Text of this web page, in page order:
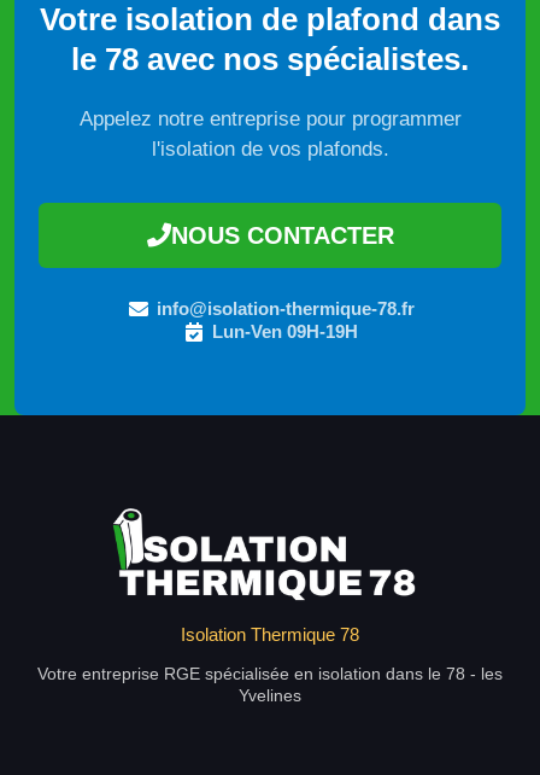
Votre isolation de plafond dans
le 78 avec nos spécialistes.
Appelez notre entreprise pour programmer
l'isolation de vos plafonds.
NOUS CONTACTER
info@isolation-thermique-78.fr
Lun-Ven 09H-19H
Isolation Thermique 78
Votre entreprise RGE spécialisée en isolation dans le 78 - les
Yvelines